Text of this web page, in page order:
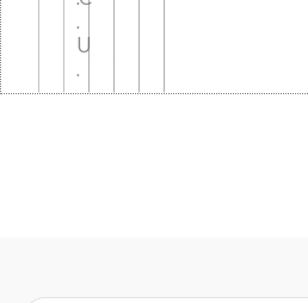
.
U
.